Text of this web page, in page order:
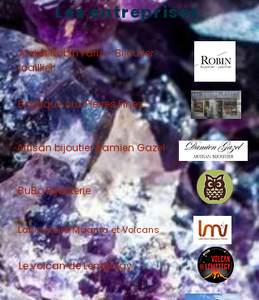
Les entreprises
Atelier Robin Paris - Bijoutier
joaillier
Boutique Aux Pierres Fines
Artisan bijoutier Damien Gazel
BuBo Bijouterie
Laboratoire Magma et Volcans
Le volcan de Lemptégy